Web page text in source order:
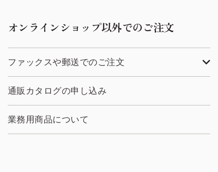
オンラインショップ以外でのご注文
ファックスや郵送でのご注文
通販カタログの申し込み
業務用商品について